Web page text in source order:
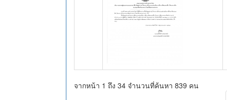
จากหน้า 1 ถึง 34 จำนวนที่ค้นหา 839 คน